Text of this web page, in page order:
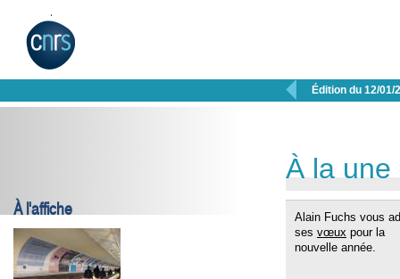
 Édition du 12/01/
À l'affiche
À la une
Alain Fuchs vous
ses vœux pour la
nouvelle année.